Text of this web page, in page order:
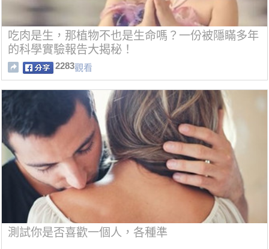
吃肉是生，那植物不也是生命嗎？一份被隱瞞多年
的科學實驗報告大揭秘！
2283觀看
測試你是否喜歡一個人，各種準